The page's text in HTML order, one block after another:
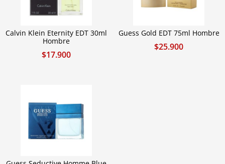
Calvin Klein Eternity EDT 30ml
Hombre
$17.900
Guess Gold EDT 75ml Hombre
$25.900